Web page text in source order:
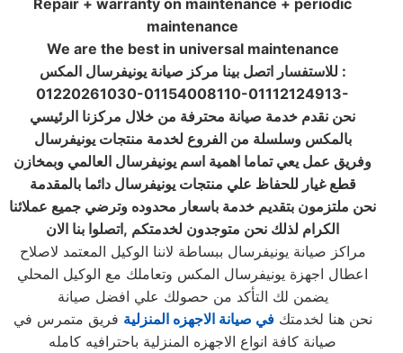
maintenance
We are the best in universal maintenance
للاستفسار اتصل بينا مركز صيانة يونيفرسال المكس :
01220261030-01154008110-01112124913-
نحن نقدم خدمة صيانة محترفة من خلال مركزنا الرئيسي
بالمكس وسلسلة من الفروع لخدمة منتجات يونيفرسال
وفريق عمل يعي تماما اهمية اسم يونيفرسال العالمي وبمخازن
قطع غيار للحفاظ علي منتجات يونيفرسال دائما بالمقدمة
نحن ملتزمون بتقديم خدمة باسعار محدوده وترضي جميع عملائنا
الكرام لذلك نحن متوجدون لخدمتكم ,اتصلوا بنا الان
مراكز صيانة يونيفرسال ببساطة لاننا الوكيل المعتمد لاصلاح
اعطال اجهزة يونيفرسال المكس وتعاملك مع الوكيل المحلي
يضمن لك التأكد من حصولك علي افضل صيانة
نحن هنا لخدمتكفي صيانة الاجهزه المنزلية فريق متمرس في
صيانة كافة انواع الاجهزه المنزلية باحترافيه كامله